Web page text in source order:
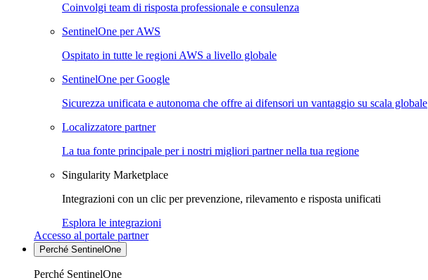
Coinvolgi team di risposta professionale e consulenza
SentinelOne per AWS
Ospitato in tutte le regioni AWS a livello globale
SentinelOne per Google
Sicurezza unificata e autonoma che offre ai difensori un vantaggio su scala globale
Localizzatore partner
La tua fonte principale per i nostri migliori partner nella tua regione
Singularity Marketplace
Integrazioni con un clic per prevenzione, rilevamento e risposta unificati
Esplora le integrazioni
Accesso al portale partner
Perché SentinelOne
Perché SentinelOne